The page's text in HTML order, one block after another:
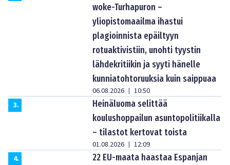
woke-Turhapuron –
yliopistomaailma ihastui
plagioinnista epäiltyyn
rotuaktivistiin, unohti tyystin
lähdekritiikin ja syyti hänelle
kunniatohtoruuksia kuin saippuaa
06.08.2026 | 10:50
3.
Heinäluoma selittää
koulushoppailun asuntopolitiikalla
– tilastot kertovat toista
01.08.2026 | 12:09
4.
22 EU-maata haastaa Espanjan